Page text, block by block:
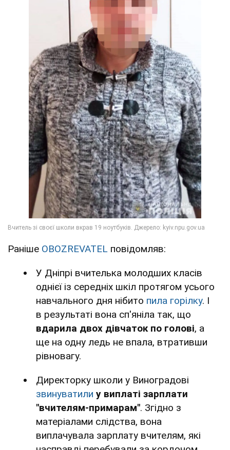
Раніше OBOZREVATEL повідомляв:
У Дніпрі вчителька молодших класів
однієї із середніх шкіл протягом усього
навчального дня нібито пила горілку. І
в результаті вона сп'яніла так, що
вдарила двох дівчаток по голові, а
ще на одну ледь не впала, втративши
рівновагу.
Директорку школи у Виноградові
звинуватили у виплаті зарплати
"вчителям-примарам". Згідно з
матеріалами слідства, вона
виплачувала зарплату вчителям, які